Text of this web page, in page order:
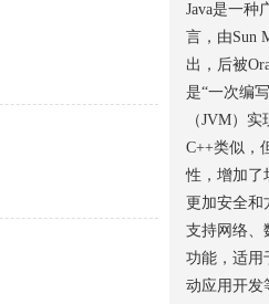
Java是一种
言，由Sun
出，后被
是“一次编
（JVM）
C++类似，
性，增加了
更加安全和
支持网络、
功能，适用
动应用开发